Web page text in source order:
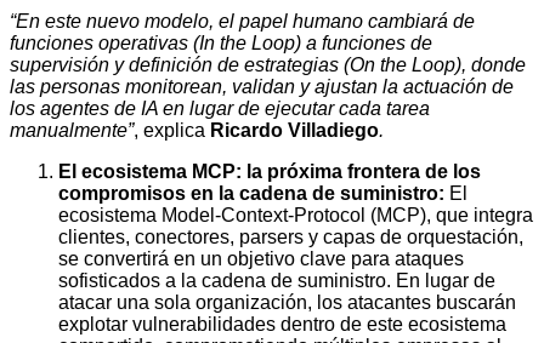
“En este nuevo modelo, el papel humano cambiará de
funciones operativas (In the Loop) a funciones de
supervisión y definición de estrategias (On the Loop), donde
las personas monitorean, validan y ajustan la actuación de
los agentes de IA en lugar de ejecutar cada tarea
manualmente”, explica Ricardo Villadiego.
El ecosistema MCP: la próxima frontera de los
compromisos en la cadena de suministro: El
ecosistema Model-Context-Protocol (MCP), que integra
clientes, conectores, parsers y capas de orquestación,
se convertirá en un objetivo clave para ataques
sofisticados a la cadena de suministro. En lugar de
atacar una sola organización, los atacantes buscarán
explotar vulnerabilidades dentro de este ecosistema